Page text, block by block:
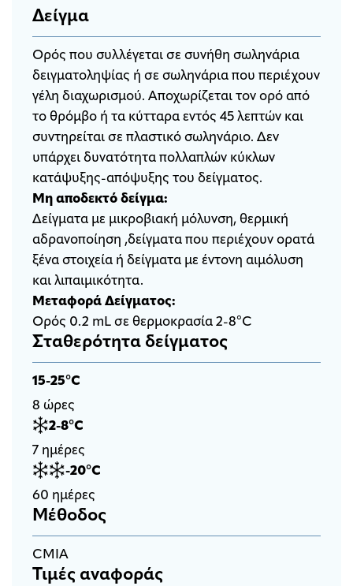
Δείγμα
Ορός που συλλέγεται σε συνήθη σωληνάρια
δειγματοληψίας ή σε σωληνάρια που περιέχουν
γέλη διαχωρισμού. Αποχωρίζεται τον ορό από
το θρόμβο ή τα κύτταρα εντός 45 λεπτών και
συντηρείται σε πλαστικό σωληνάριο. Δεν
υπάρχει δυνατότητα πολλαπλών κύκλων
κατάψυξης-απόψυξης του δείγματος.
Μη αποδεκτό δείγμα:
Δείγματα με μικροβιακή μόλυνση, θερμική
αδρανοποίηση ,δείγματα που περιέχουν ορατά
ξένα στοιχεία ή δείγματα με έντονη αιμόλυση
και λιπαιμικότητα.
Μεταφορά Δείγματος:
Ορός 0.2 mL σε θερμοκρασία 2-8°C
Σταθερότητα δείγματος
15-25°C
8 ώρες
2-8°C
7 ημέρες
-20°C
60 ημέρες
Μέθοδος
CMIA
Τιμές αναφοράς